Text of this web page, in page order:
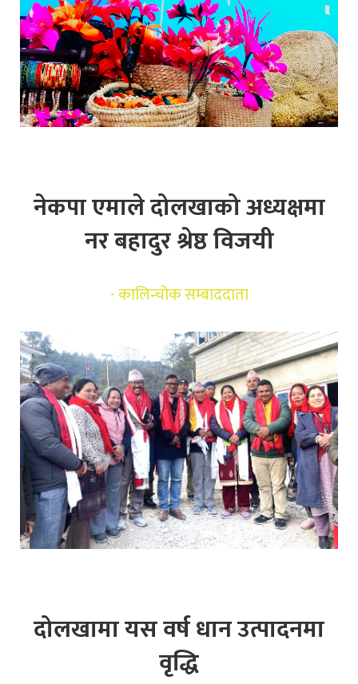
नेकपा एमाले दोलखाको अध्यक्षमा
नर बहादुर श्रेष्ठ विजयी
-कालिन्चोक सम्बाददाता
दोलखामा यस वर्ष धान उत्पादनमा
वृद्धि